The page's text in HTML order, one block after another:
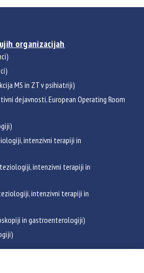
organizacijah
MS in ZT v psihiatriji)
dejavnosti, European Operating Room
intenzivni terapiji in
intenzivni terapiji in
intenzivni terapiji in
in gastroenterologiji)